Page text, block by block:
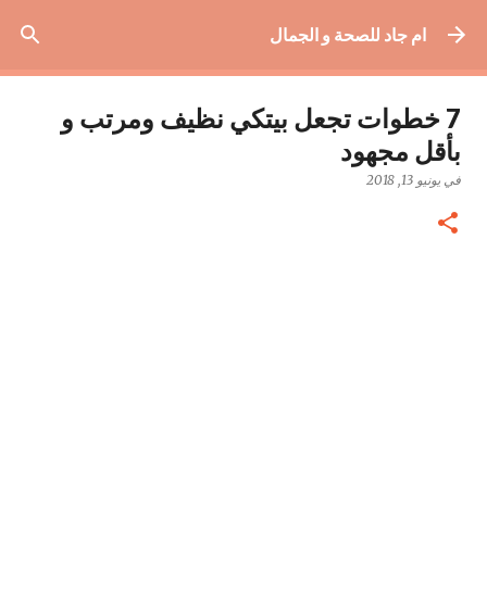
التخطي إلى المحتوى الرئيسيام جاد للصحة و الجمال
7 خطوات تجعل بيتكي نظيف ومرتب و
بأقل مجهود
في يونيو 13, 2018